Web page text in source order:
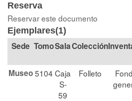
Reserva
Reservar este documento
Ejemplares(1)
TomoSalaColección
Museo5104 Caja
S-
59
Folleto